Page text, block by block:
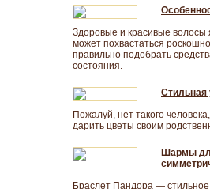
Здоровые и красивые
может похвастаться
правильно подобрать
состояния.
Стильная
Пожалуй, нет такого
дарить цветы своим
Шармы
Браслет Пандора — стильное